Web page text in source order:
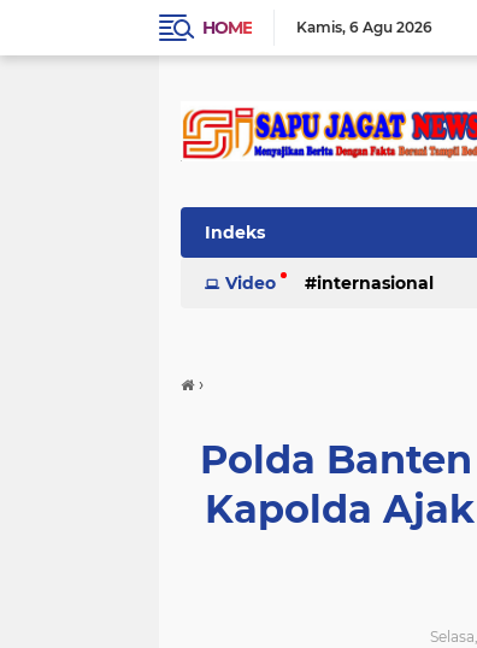
HOME Kamis 6 Agu 2026
Indeks
Video internasional
›
Polda
Kapolda